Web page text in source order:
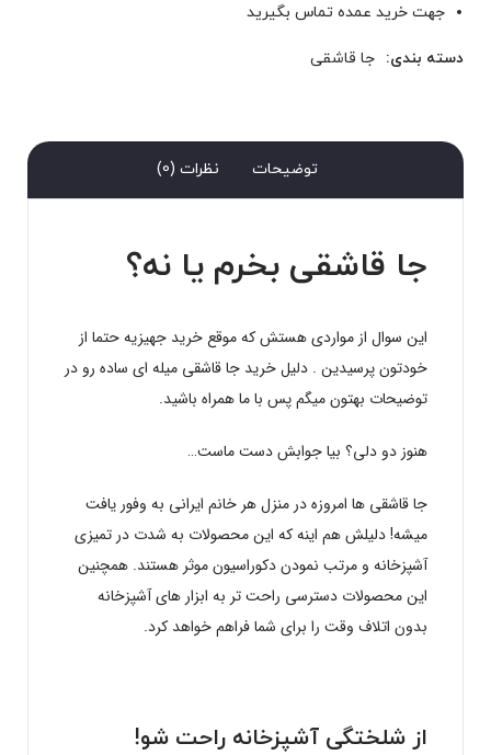
جهت خرید عمده تماس بگیرید
دسته بندی: جا قاشقی
توضیحات نظرات (0)
جا قاشقی بخرم یا نه؟
این سوال از مواردی هستش که موقع خرید جهیزیه حتما از
خودتون پرسیدین . دلیل خرید جا قاشقی میله ای ساده رو در
توضیحات بهتون میگم پس با ما همراه باشید.
هنوز دو دلی؟ بیا جوابش دست ماست…
جا قاشقی ها امروزه در منزل هر خانم ایرانی به وفور یافت
میشه! دلیلش هم اینه که این محصولات به شدت در تمیزی
آشپزخانه و مرتب نمودن دکوراسیون موثر هستند. همچنین
این محصولات دسترسی راحت تر به ابزار های آشپزخانه
بدون اتلاف وقت را برای شما فراهم خواهد کرد.
از شلختگی آشپزخانه راحت شو!